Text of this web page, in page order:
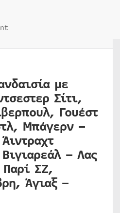
με
Σίτι,
Γουέστ
Μπάγερν –
– Λας
ΣΖ,
Άγιαξ –